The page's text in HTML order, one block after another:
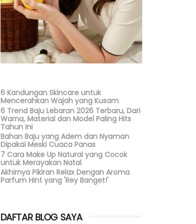
6 Kandungan Skincare untuk
Mencerahkan Wajah yang Kusam
6 Trend Baju Lebaran 2026 Terbaru, Dari
Warna, Material dan Model Paling Hits
Tahun Ini
Bahan Baju yang Adem dan Nyaman
Dipakai Meski Cuaca Panas
7 Cara Make Up Natural yang Cocok
untuk Merayakan Natal
Akhirnya Pikiran Relax Dengan Aroma
Parfum Hint yang 'Rey Banget!'
DAFTAR BLOG SAYA